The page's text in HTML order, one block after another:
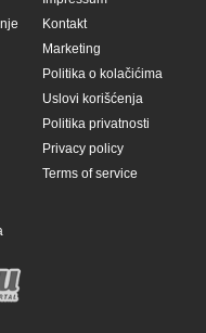
Kontakt
Marketing
Politika o kolačićima
Uslovi korišćenja
Politika privatnosti
Privacy policy
Terms of service